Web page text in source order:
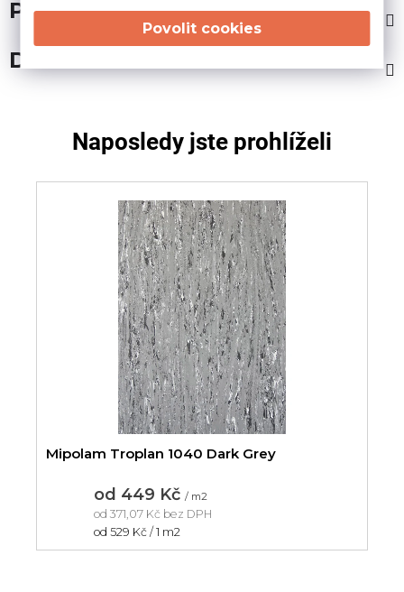
Popis
Diskuze
Naposledy jste prohlíželi
Mipolam Troplan 1040 Dark Grey
od 449 Kč / m2
od 371,07 Kč bez DPH
Měrná
od 529 Kč / 1 m2